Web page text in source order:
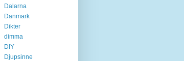
Dalarna
Danmark
Dikter
dimma
DIY
Djupsinne